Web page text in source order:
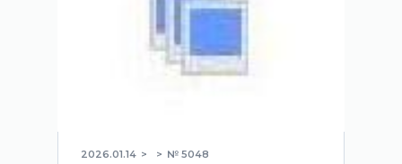
2026.01.14 № 5048